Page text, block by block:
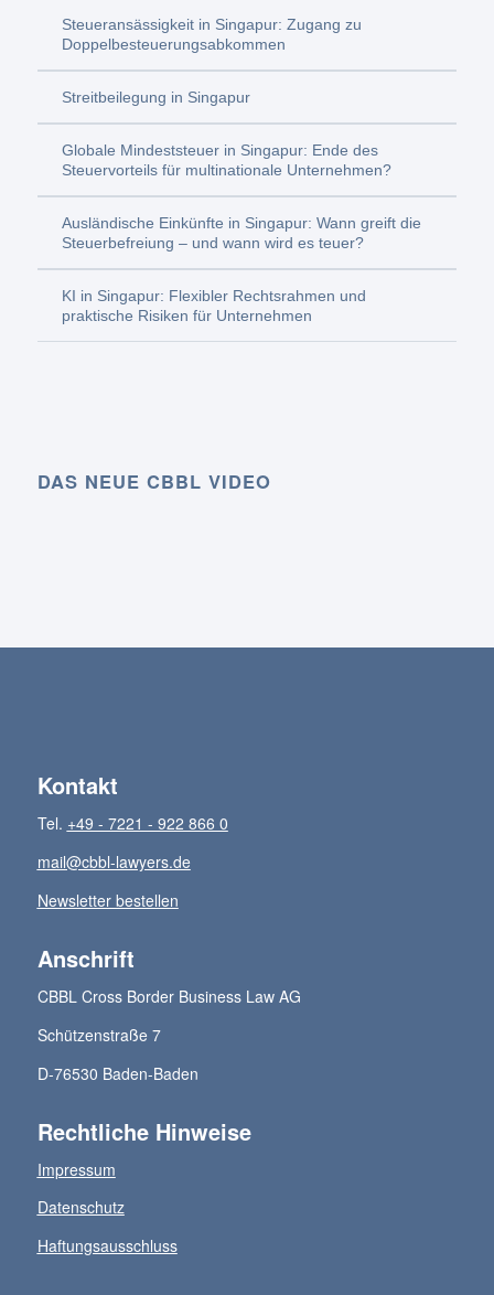
Steueransässigkeit in Singapur: Zugang zu
Doppelbesteuerungsabkommen
Streitbeilegung in Singapur
Globale Mindeststeuer in Singapur: Ende des
Steuervorteils für multinationale Unternehmen?
Ausländische Einkünfte in Singapur: Wann greift die
Steuerbefreiung – und wann wird es teuer?
KI in Singapur: Flexibler Rechtsrahmen und
praktische Risiken für Unternehmen
DAS NEUE CBBL VIDEO
Kontakt
Tel. +49 - 7221 - 922 866 0
mail@cbbl-lawyers.de
Newsletter bestellen
Anschrift
CBBL Cross Border Business Law AG
Schützenstraße 7
D-76530 Baden-Baden
Rechtliche Hinweise
Impressum
Datenschutz
Haftungsausschluss